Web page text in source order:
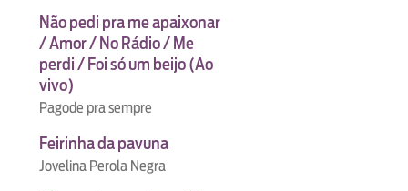
Não pedi pra me apaixonar
/ Amor / No Rádio / Me
perdi / Foi só um beijo (Ao
vivo)
Pagode pra sempre
Feirinha da pavuna
Jovelina Perola Negra